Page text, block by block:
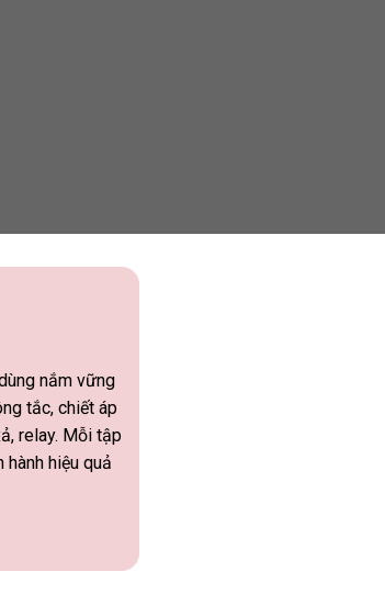
nắm vững
tắc, chiết áp
relay. Mỗi tập
hiệu quả